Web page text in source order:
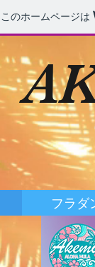
このホームページは
フラダ